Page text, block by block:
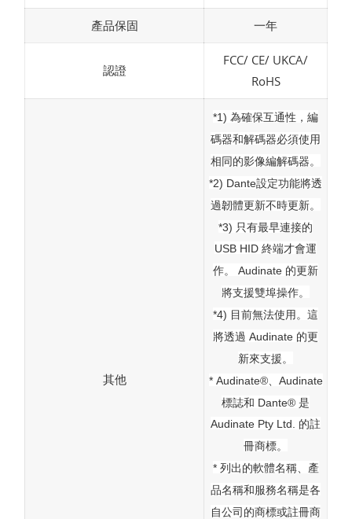
產品保固 一年
認證
FCC/ CE/ UKCA/
RoHS
其他
*1) 為確保互通性，編
碼器和解碼器必須使用
相同的影像編解碼器。
*2) Dante設定功能將透
過韌體更新不時更新。
*3) 只有最早連接的
USB HID 終端才會運
作。 Audinate 的更新
將支援雙埠操作。
*4) 目前無法使用。這
將透過 Audinate 的更
新來支援。
* Audinate®、Audinate
標誌和 Dante® 是
Audinate Pty Ltd. 的註
冊商標。
* 列出的軟體名稱、產
品名稱和服務名稱是各
自公司的商標或註冊商